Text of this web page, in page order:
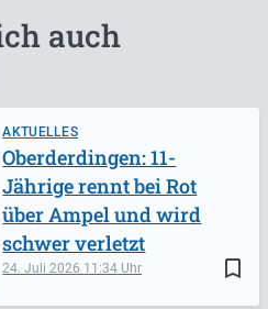
auch
AKTUELLES
bookmark_border
24. Juli 2026 11:34
Oberderdingen: 11-
Jährige rennt bei Rot
über Ampel und wird
schwer verletzt